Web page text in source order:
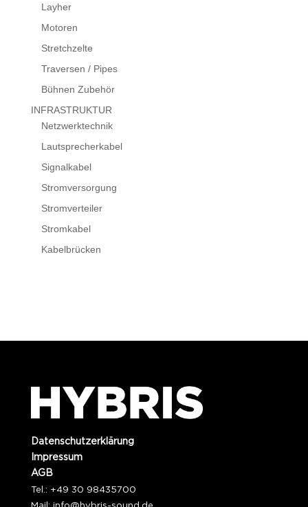
Layher
Motoren
Stretchzelte
Traversen / Pipes
Bühnen Zubehör
INFRASTRUKTUR
Netzwerktechnik
Lautsprecherkabel
Signalkabel
Stromversorgung
Stromverteiler
Stromkabel
Kabelbrücken
Datenschutzerklärung
Impressum
AGB
Tel.: +49 30 98435700